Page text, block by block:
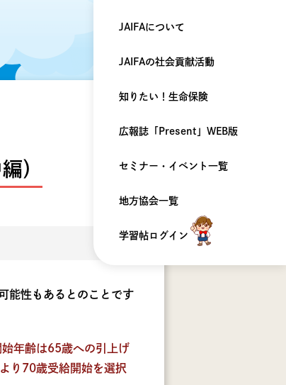
JAIFAについて
JAIFAの社会貢献活動
知りたい！ 生命保険
広報誌「Present」 WEB版
セミナー・ イベント一覧
地方協会一覧
学習帖ログイン
）
能性もあるとのことです
年齢は65歳への引上げ
り70歳受給開始を選択